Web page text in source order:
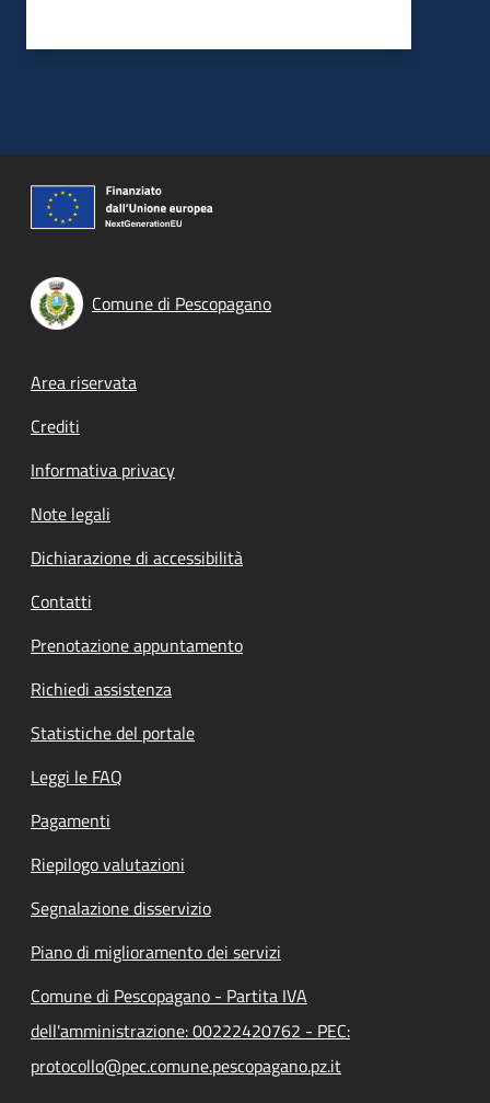
Comune di Pescopagano
Footer menu
Area riservata
Crediti
Informativa privacy
Note legali
Dichiarazione di accessibilità
Contatti
Prenotazione appuntamento
Richiedi assistenza
Statistiche del portale
Leggi le FAQ
Pagamenti
Riepilogo valutazioni
Segnalazione disservizio
Piano di miglioramento dei servizi
Comune di Pescopagano - Partita IVA
dell'amministrazione: 00222420762 - PEC:
protocollo@pec.comune.pescopagano.pz.it